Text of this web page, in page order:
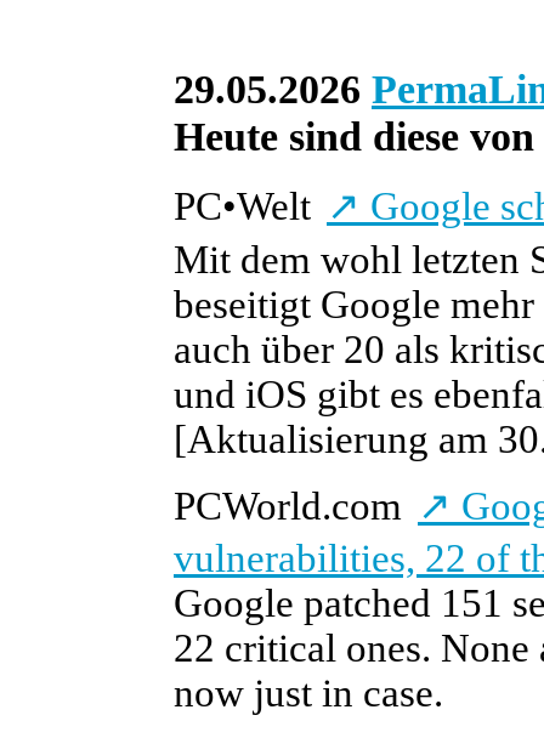
29.05.2026
Heute sind diese
PC•Welt ↗ Google
Mit dem wohl letzten
beseitigt Google
auch über 20 als
und iOS gibt es
[Aktualisierung am
PCWorld.com ↗
vulnerabilities, 22 of
Google patched 151
22 critical ones.
now just in case.